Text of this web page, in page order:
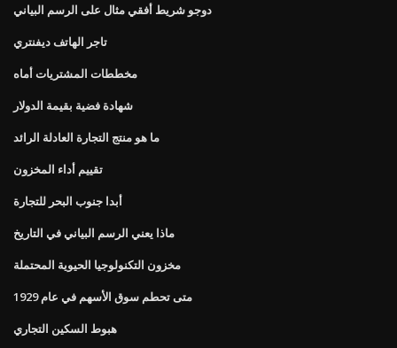
دوجو شريط أفقي مثال على الرسم البياني
تاجر الهاتف ديفنتري
مخططات المشتريات أماه
شهادة فضية بقيمة الدولار
ما هو منتج التجارة العادلة الرائد
تقييم أداء المخزون
أبدا جنوب البحر للتجارة
ماذا يعني الرسم البياني في التاريخ
مخزون التكنولوجيا الحيوية المحتملة
متى تحطم سوق الأسهم في عام 1929
هبوط السكين التجاري